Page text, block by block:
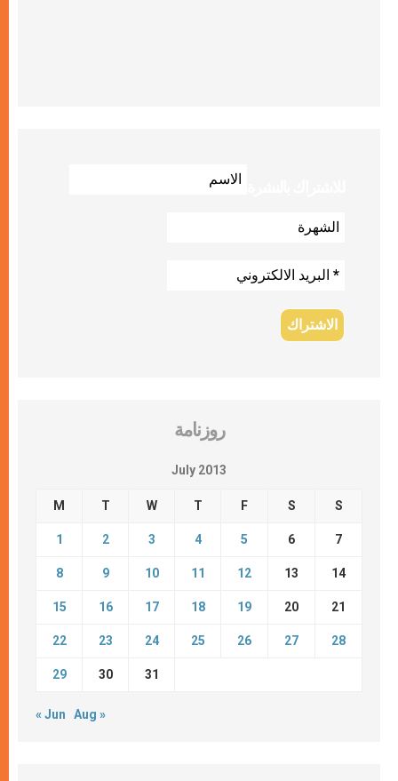
روزنامة
July 2013
M T W T F S S
1 2 3 4 5 6 7
8 9 10 11 12 13 14
15 16 17 18 19 20 21
22 23 24 25 26 27 28
29 30 31
« Jun Aug »